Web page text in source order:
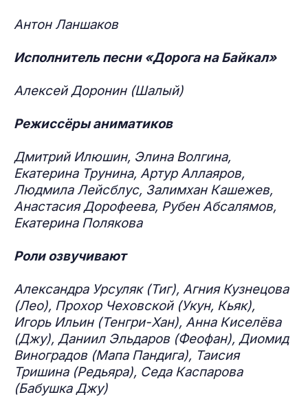
Антон Ланшаков
Исполнитель песни «Дорога на Байкал»
Алексей Доронин (Шалый)
Режиссёры аниматиков
Дмитрий Илюшин, Элина Волгина,
Екатерина Трунина, Артур Аллаяров,
Людмила Лейсблус, Залимхан Кашежев,
Анастасия Дорофеева, Рубен Абсалямов,
Екатерина Полякова
Роли озвучивают
Александра Урсуляк (Тиг), Агния Кузнецова
(Лео), Прохор Чеховской (Укун, Кьяк),
Игорь Ильин (Тенгри-Хан), Анна Киселёва
(Джу), Даниил Эльдаров (Феофан), Диомид
Виноградов (Мапа Пандига), Таисия
Тришина (Редьяра), Седа Каспарова
(Бабушка Джу)